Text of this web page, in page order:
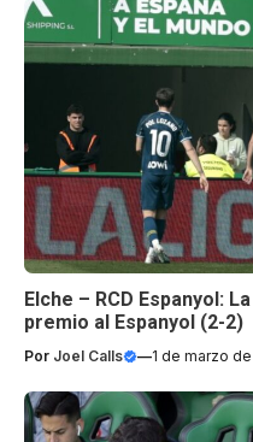
Elche – RCD Espanyol:
premio al Espanyol (2-2)
Por Joel Calls —1 de marzo